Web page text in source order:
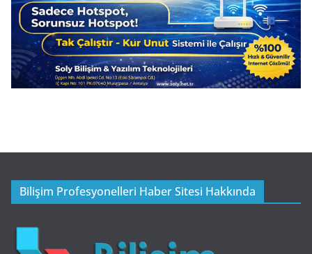
Bilişim Profesyonelleri Haber Sitesi Hakkında